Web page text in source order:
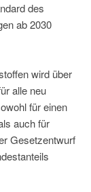
des
ab 2030
wird über
alle neu
für einen
auch für
Gesetzentwurf